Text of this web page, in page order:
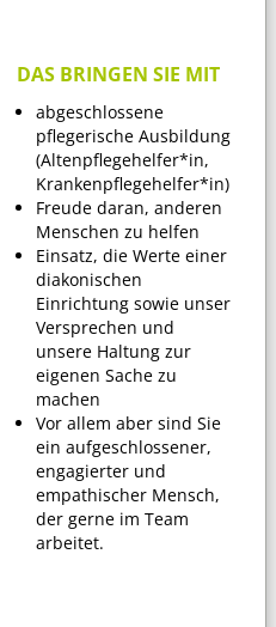
DAS BRINGEN SIE MIT
abgeschlossene
pflegerische Ausbildung
(Altenpflegehelfer*in,
Krankenpflegehelfer*in)
Freude daran, anderen
Menschen zu helfen
Einsatz, die Werte einer
diakonischen
Einrichtung sowie unser
Versprechen und
unsere Haltung zur
eigenen Sache zu
machen
Vor allem aber sind Sie
ein aufgeschlossener,
engagierter und
empathischer Mensch,
der gerne im Team
arbeitet.